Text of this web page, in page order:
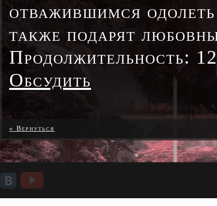
отважившимся
также подарят
Продолжительность:
Обсудить
« Вернуться